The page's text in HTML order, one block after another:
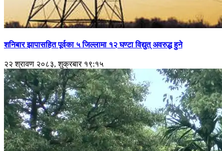
शनिबार झापासहित पूर्वका ५ जिल्लामा १२ घण्टा विद्युत् अवरुद्ध हुने
२२ श्रावण २०८३, शुक्रबार १९:१५